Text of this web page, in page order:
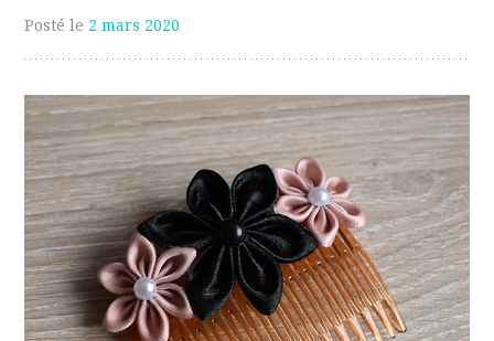
Posté le 2 mars 2020